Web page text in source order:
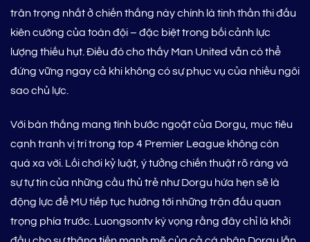
trân trọng nhất ở chiến thắng này chính là tinh thần thi đấu
kiên cường của toàn đội – đặc biệt trong bối cảnh lực
lượng thiếu hụt. Điều đó cho thấy Man United vẫn có thể
đứng vững ngay cả khi không có sự phục vụ của nhiều ngôi
sao chủ lực.
Với bàn thắng mang tính bước ngoặt của Dorgu, mục tiêu
cạnh tranh vị trí trong top 4 Premier League không còn
quá xa vời. Lối chơi kỷ luật, ý tưởng chiến thuật rõ ràng và
sự tự tin của những cầu thủ trẻ như Dorgu hứa hẹn sẽ là
động lực để MU tiếp tục hướng tới những trận đấu quan
trọng phía trước. Luongsontv kỳ vọng rằng đây chỉ là khởi